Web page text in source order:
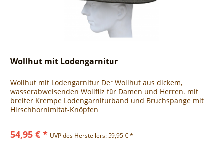
Wollhut mit Lodengarnitur
Wollhut mit Lodengarnitur Der Wollhut aus dickem,
wasserabweisenden Wollfilz für Damen und Herren. mit
breiter Krempe Lodengarniturband und Bruchspange mit
Hirschhornimitat-Knöpfen
54,95 € * UVP des Herstellers:59,95 € *